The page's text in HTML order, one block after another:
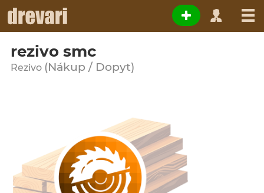
rezivo smc
Rezivo (Nákup / Dopyt)